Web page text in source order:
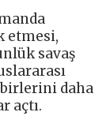
etmesi,
savaş
daha
açtı.